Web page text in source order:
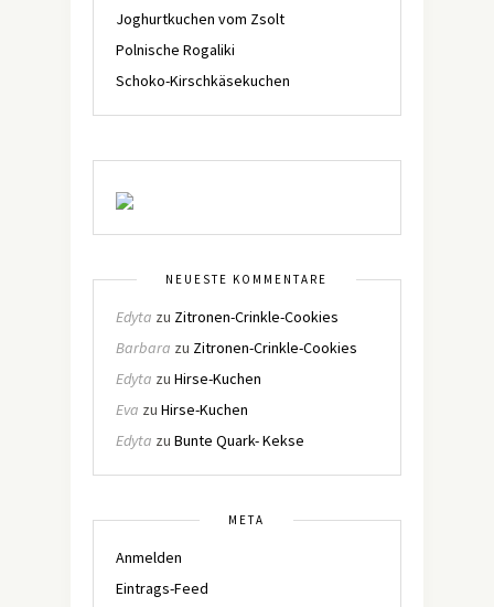
Joghurtkuchen vom Zsolt
Polnische Rogaliki
Schoko-Kirschkäsekuchen
NEUESTE KOMMENTARE
Edyta zu Zitronen-Crinkle-Cookies
Barbara zu Zitronen-Crinkle-Cookies
Edyta zu Hirse-Kuchen
Eva zu Hirse-Kuchen
Edyta zu Bunte Quark- Kekse
META
Anmelden
Eintrags-Feed